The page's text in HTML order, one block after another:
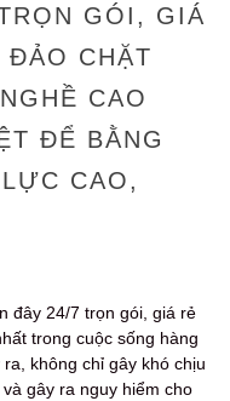
GÓI, GIÁ
ĐẢO CHẶT
CAO
ĐỂ BẰNG
CAO,
đây 24/7 trọn gói, giá rẻ
trong cuộc sống hàng
không chỉ gây khó chịu
gây ra nguy hiểm cho